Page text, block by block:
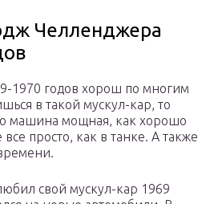
Челленджера
1970 годов хорош по многим
в такой мускул-кар, то
машина мощная, как хорошо
просто, как в танке. А также
свой мускул-кар 1969